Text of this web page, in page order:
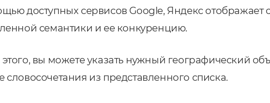
доступных сервисов Google, Яндекс отображает
семантики и ее конкуренцию.
вы можете указать нужный географический
словосочетания из представленного списка.